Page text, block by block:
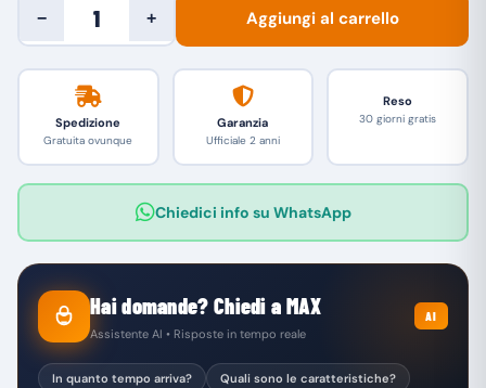
− + Aggiungi al carrello
Spedizione
Gratuita ovunque
Garanzia
Ufficiale 2 anni
Reso
30 giorni gratis
Chiedici info su WhatsApp
Hai domande? Chiedi a MAX
Assistente AI • Risposte in tempo reale
AI
In quanto tempo arriva?
Quali sono le caratteristiche?